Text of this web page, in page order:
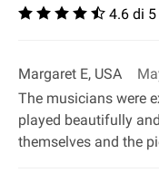
4.6 di 5
Margaret E, USA
The musicians were
played beautifully
themselves and the